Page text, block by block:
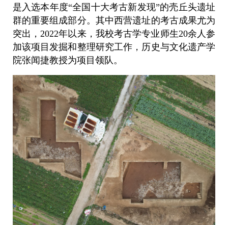
是入选本年度“全国十大考古新发现”的壳丘头遗址
群的重要组成部分。其中西营遗址的考古成果尤为
突出，2022年以来，我校考古学专业师生20余人参
加该项目发掘和整理研究工作，历史与文化遗产学
院张闻捷教授为项目领队。